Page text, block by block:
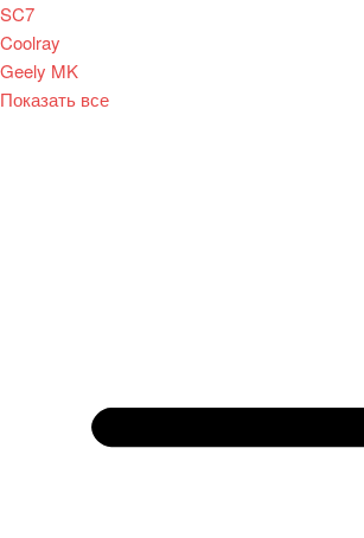
SC7
Coolray
Geely MK
Показать все